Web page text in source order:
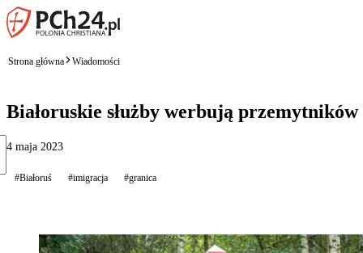
Strona główna Wiadomości
Białoruskie służby werbują
4 maja 2023
#Białoruś #imigracja #granica